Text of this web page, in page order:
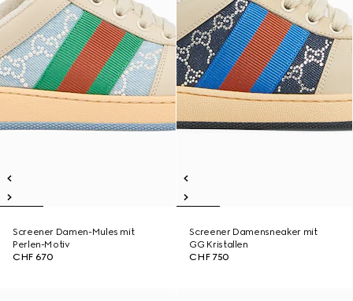
Screener Damen-Mules mit
Perlen-Motiv
CHF 670
Screener Damensneaker mit
GG Kristallen
CHF 750